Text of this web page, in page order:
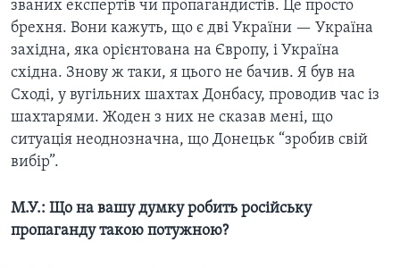
званих експертів чи пропагандистів. Це просто
брехня. Вони кажуть, що є дві України — Україна
західна, яка орієнтована на Європу, і Україна
східна. Знову ж таки, я цього не бачив. Я був на
Сході, у вугільних шахтах Донбасу, проводив час із
шахтарями. Жоден з них не сказав мені, що
ситуація неоднозначна, що Донецьк “зробив свій
вибір”.
М.У.: Що на вашу думку робить російську
пропаганду такою потужною?